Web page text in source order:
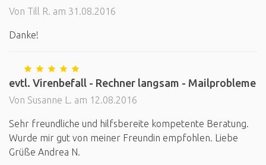
Von Till R. am 31.08.2016
Danke!
evtl. Virenbefall - Rechner langsam - Mailprobleme
Von Susanne L. am 12.08.2016
Sehr freundliche und hilfsbereite kompetente Beratung.
Wurde mir gut von meiner Freundin empfohlen. Liebe
Grüße Andrea N.